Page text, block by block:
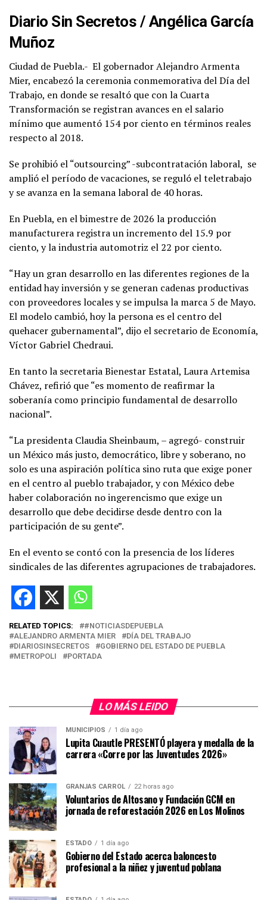
Diario Sin Secretos / Angélica García
Muñoz
Ciudad de Puebla.- El gobernador Alejandro Armenta
Mier, encabezó la ceremonia conmemorativa del Día del
Trabajo, en donde se resaltó que con la Cuarta
Transformación se registran avances en el salario
mínimo que aumentó 154 por ciento en términos reales
respecto al 2018.
Se prohibió el “outsourcing” -subcontratación laboral, se
amplió el período de vacaciones, se reguló el teletrabajo
y se avanza en la semana laboral de 40 horas.
En Puebla, en el bimestre de 2026 la producción
manufacturera registra un incremento del 15.9 por
ciento, y la industria automotriz el 22 por ciento.
“Hay un gran desarrollo en las diferentes regiones de la
entidad hay inversión y se generan cadenas productivas
con proveedores locales y se impulsa la marca 5 de Mayo.
El modelo cambió, hoy la persona es el centro del
quehacer gubernamental”, dijo el secretario de Economía,
Víctor Gabriel Chedraui.
En tanto la secretaria Bienestar Estatal, Laura Artemisa
Chávez, refirió que “es momento de reafirmar la
soberanía como principio fundamental de desarrollo
nacional”.
“La presidenta Claudia Sheinbaum, – agregó- construir
un México más justo, democrático, libre y soberano, no
solo es una aspiración política sino ruta que exige poner
en el centro al pueblo trabajador, y con México debe
haber colaboración no ingerencismo que exige un
desarrollo que debe decidirse desde dentro con la
participación de su gente”.
En el evento se contó con la presencia de los líderes
sindicales de las diferentes agrupaciones de trabajadores.
RELATED TOPICS:
#NOTICIASDEPUEBLA
ALEJANDRO ARMENTA MIER
DÍA DEL TRABAJO
DIARIOSINSECRETOS
GOBIERNO DEL ESTADO DE PUEBLA
METROPOLI
PORTADA
LO MÁS LEIDO
MUNICIPIOS 1 día ago
Lupita Cuautle PRESENTÓ playera y medalla de la
carrera «Corre por las Juventudes 2026»
GRANJAS CARROL 22 horas ago
Voluntarios de Altosano y Fundación GCM en
jornada de reforestación 2026 en Los Molinos
ESTADO 1 día ago
Gobierno del Estado acerca baloncesto
profesional a la niñez y juventud poblana